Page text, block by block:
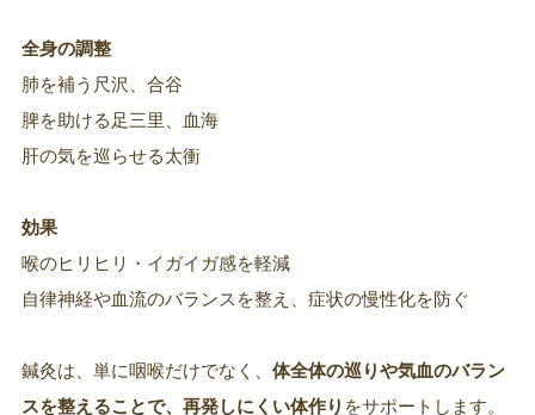
全身の調整
肺を補う尺沢、合谷
脾を助ける足三里、血海
肝の気を巡らせる太衝
効果
喉のヒリヒリ・イガイガ感を軽減
自律神経や血流のバランスを整え、症状の慢性化を防ぐ
鍼灸は、単に咽喉だけでなく、 体全体の巡りや気血のバラン
スを整えることで、再発しにくい体作り をサポートします。